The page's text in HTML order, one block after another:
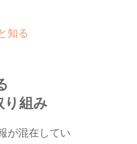
知る
り組み
が混在してい